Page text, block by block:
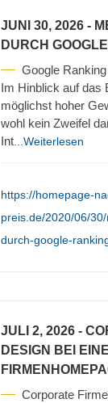
JUNI 30, 2026 -
DURCH
Google
Im Hinblick auf das
möglichst hoher
wohl kein Zweifel
Int ...Weiterlesen
https://homepage-
preis.de/2020/06/
durch-google-
JULI 2, 2026 -
DESIGN BEI
Corporate